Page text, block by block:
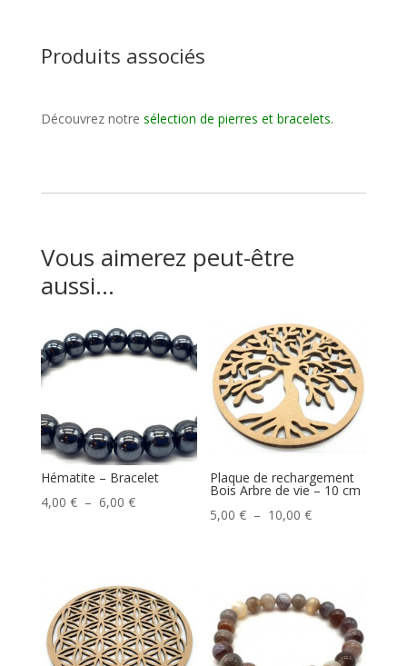
Produits associés
Découvrez notre sélection de pierres et bracelets.
Vous aimerez peut-être
aussi…
Hématite – Bracelet
4,00 € – 6,00 €Plage
à
6,00 €
Plaque de rechargement
Bois Arbre de vie – 10 cm
5,00€ – 10,00€Plage
à
10,00 €